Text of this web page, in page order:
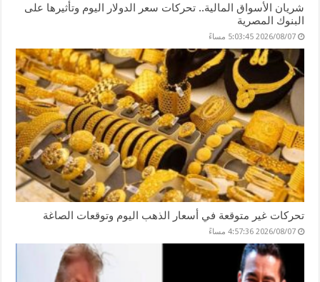
شريان الأسواق المالية.. تحركات سعر الدولار اليوم وتأثيرها على
البنوك المصرية
2026/08/07 5:03:45 مساءً
تحركات غير متوقعة في أسعار الذهب اليوم وتوقعات الصاغة
2026/08/07 4:57:36 مساءً